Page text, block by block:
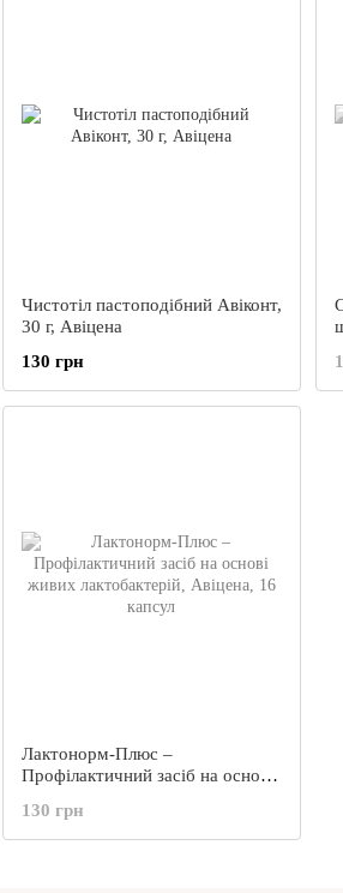
Чистотіл пастоподібний Авіконт,
30 г, Авіцена
130 грн
Лактонорм-Плюс –
Профілактичний засіб на основі
16 капсул
130 грн